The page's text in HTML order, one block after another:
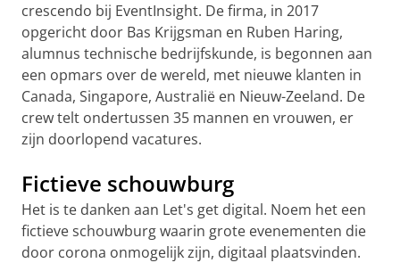
crescendo bij EventInsight. De firma, in 2017
opgericht door Bas Krijgsman en Ruben Haring,
alumnus technische bedrijfskunde, is begonnen aan
een opmars over de wereld, met nieuwe klanten in
Canada, Singapore, Australië en Nieuw-Zeeland. De
crew telt ondertussen 35 mannen en vrouwen, er
zijn doorlopend vacatures.
Fictieve schouwburg
Het is te danken aan Let's get digital. Noem het een
fictieve schouwburg waarin grote evenementen die
door corona onmogelijk zijn, digitaal plaatsvinden.